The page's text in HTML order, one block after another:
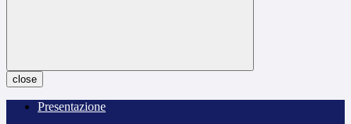
close
Presentazione